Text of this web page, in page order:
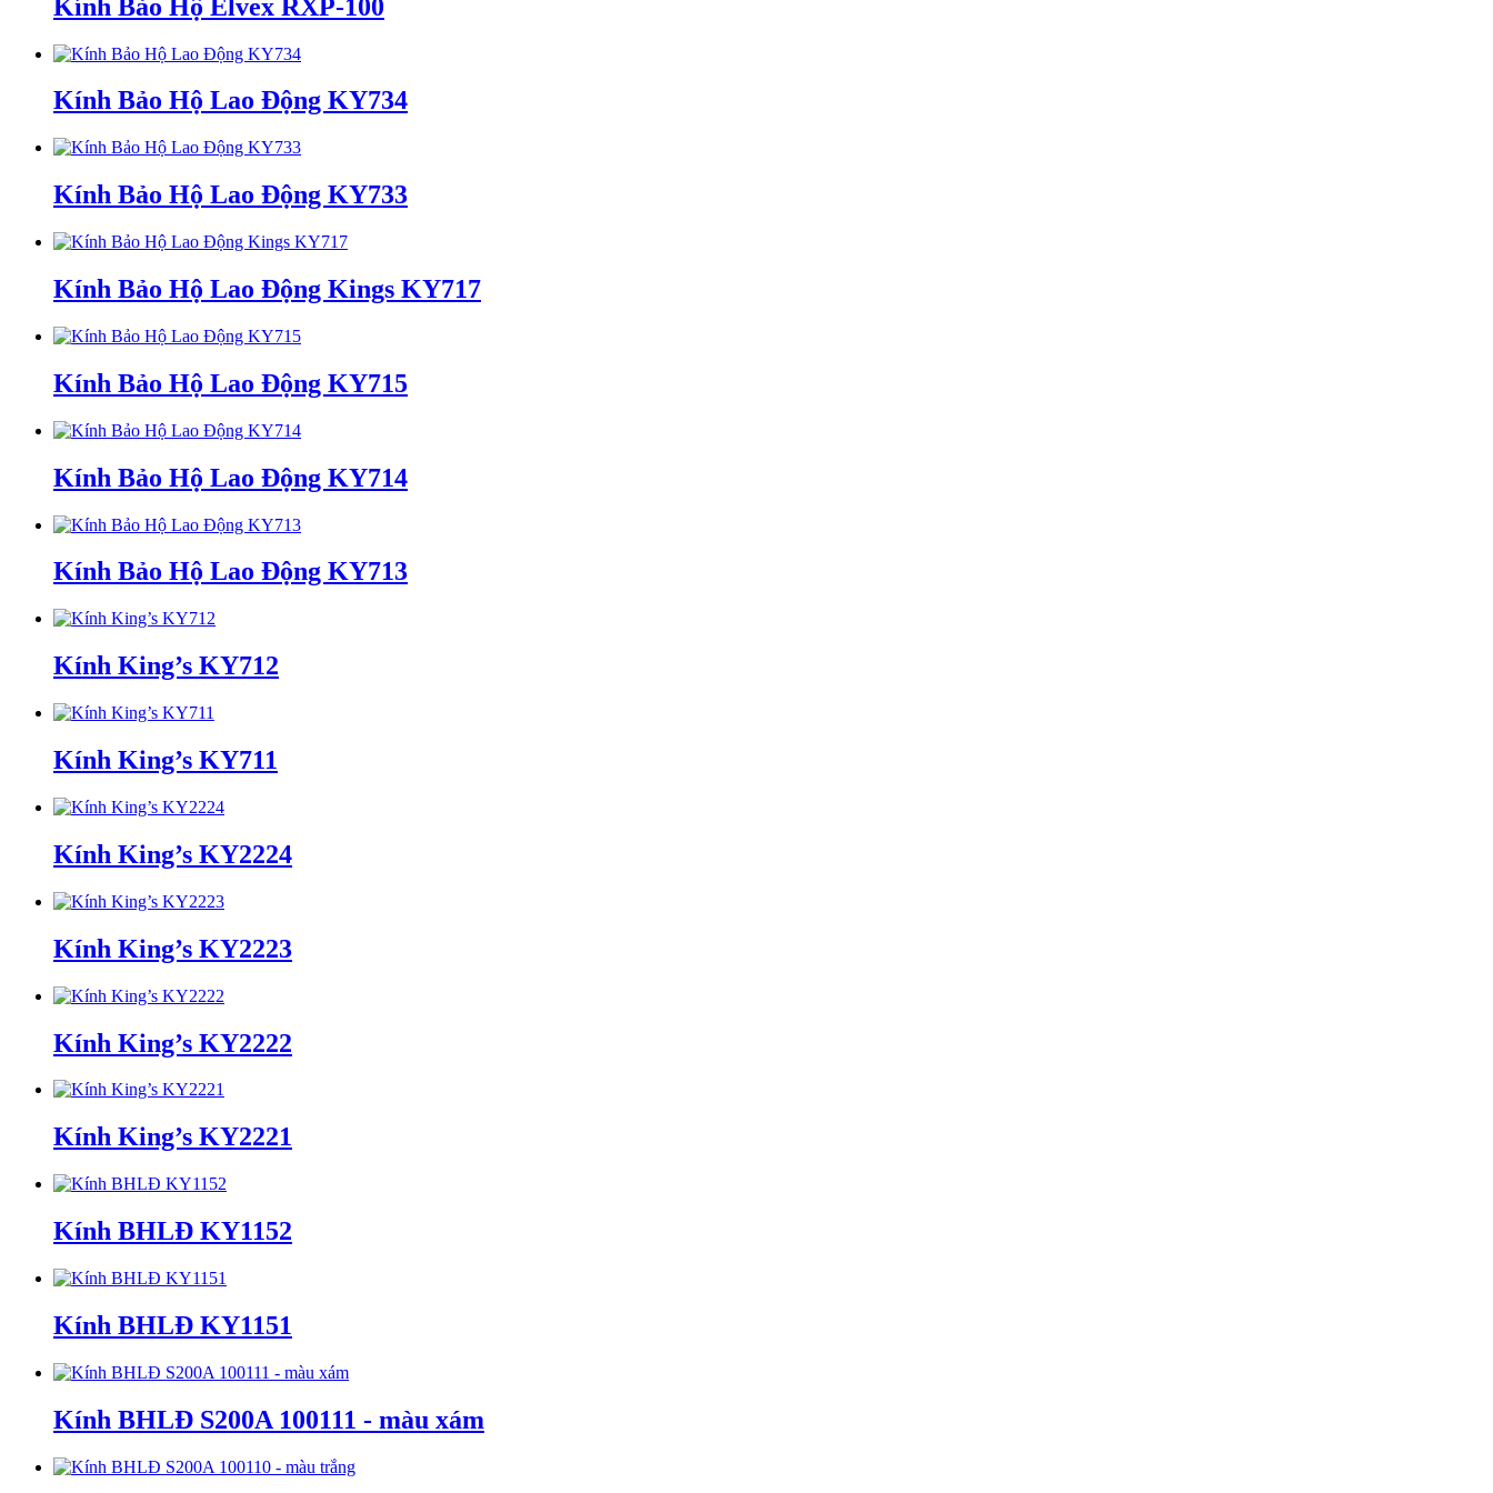
Kính Bảo Hộ Elvex RXP-100
Kính Bảo Hộ Lao Động KY734
Kính Bảo Hộ Lao Động KY733
Kính Bảo Hộ Lao Động Kings KY717
Kính Bảo Hộ Lao Động KY715
Kính Bảo Hộ Lao Động KY714
Kính Bảo Hộ Lao Động KY713
Kính King’s KY712
Kính King’s KY711
Kính King’s KY2224
Kính King’s KY2223
Kính King’s KY2222
Kính King’s KY2221
Kính BHLĐ KY1152
Kính BHLĐ KY1151
Kính BHLĐ S200A 100111 - màu xám